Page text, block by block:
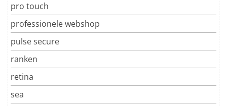
pro touch
professionele webshop
pulse secure
ranken
retina
sea